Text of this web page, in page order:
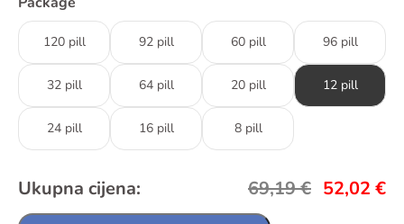
120 pill 92 pill 60 pill 96 pill
32 pill 64 pill 20 pill 12 pill
24 pill 16 pill 8 pill
Ukupna cijena: 69,19€ 52,02 €